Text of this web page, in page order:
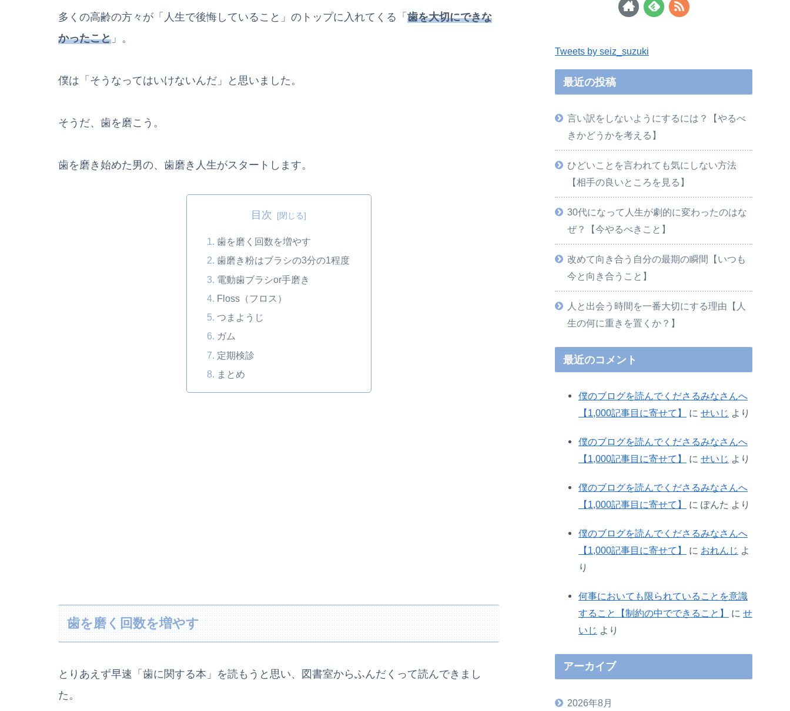
多くの高齢の方々が「人生で後悔していること」のトップに入れてくる「 歯を大切にできな
かったこと 」。
僕は「そうなってはいけないんだ」と思いました。
そうだ、歯を磨こう。
歯を磨き始めた男の、歯磨き人生がスタートします。
目次
歯を磨く回数を増やす
歯磨き粉はブラシの3分の1程度
電動歯ブラシor手磨き
Floss（フロス）
つまようじ
ガム
定期検診
まとめ
歯を磨く回数を増やす
とりあえず早速「歯に関する本」を読もうと思い、図書室からふんだくって読んできまし
た。
Tweets by seiz_suzuki
最近の投稿
言い訳をしないようにするには？【やるべ
きかどうかを考える】
ひどいことを言われても気にしない方法
【相手の良いところを見る】
30代になって人生が劇的に変わったのはな
ぜ？【今やるべきこと】
改めて向き合う自分の最期の瞬間【いつも
今と向き合うこと】
人と出会う時間を一番大切にする理由【人
生の何に重きを置くか？】
最近のコメント
僕のブログを読んでくださるみなさんへ
【1,000記事目に寄せて】
に せいじ より
僕のブログを読んでくださるみなさんへ
【1,000記事目に寄せて】
に せいじ より
僕のブログを読んでくださるみなさんへ
【1,000記事目に寄せて】
に ぽんた より
僕のブログを読んでくださるみなさんへ
【1,000記事目に寄せて】
に おれんじ よ
り
何事においても限られていることを意識
すること【制約の中でできること】
に せ
いじ より
アーカイブ
2026年8月